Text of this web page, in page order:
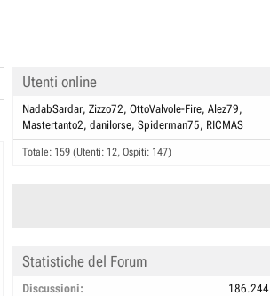
Utenti online
NadabSardar Zizzo72 OttoValvole-Fire Alez79
Mastertanto2 danilorse Spiderman75 RICMAS
Totale: 159 (Utenti: 12, Ospiti: 147)
Statistiche del Forum
Discussioni
186.244